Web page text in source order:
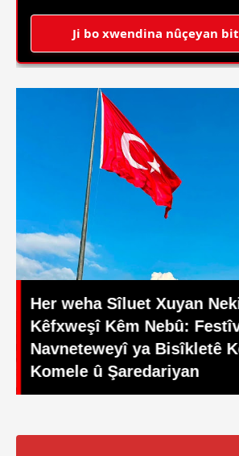
Ji bo xwendina nûçeyan
Her weha Sîluet Xuyan Nekir jî
Kêfxweşî Kêm Nebû: Festîvala
Navneteweyî ya Bisîkletê Kete
Komele û Şaredariyan